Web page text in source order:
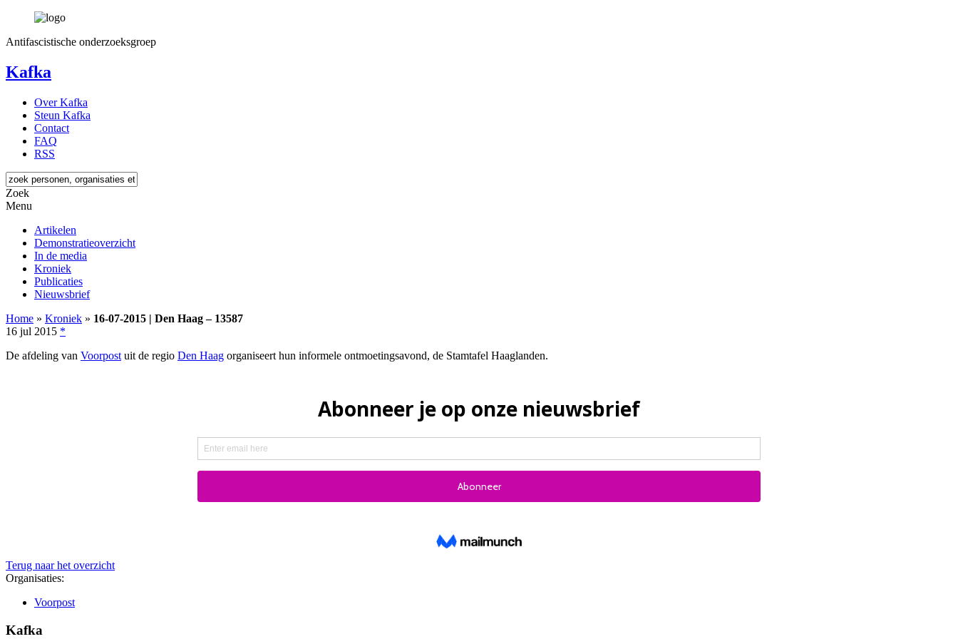
Antifascistische onderzoeksgroep
Kafka
Over Kafka
Steun Kafka
Contact
FAQ
RSS
Zoek
Menu
Artikelen
Demonstratieoverzicht
In de media
Kroniek
Publicaties
Nieuwsbrief
Home » Kroniek » 16-07-2015 | Den Haag – 13587
16 jul 2015 *
De afdeling van Voorpost uit de regio Den Haag organiseert hun informele ontmoetingsavond, de Stamtafel Haaglanden.
Terug naar het overzicht
Organisaties:
Voorpost
Kafka